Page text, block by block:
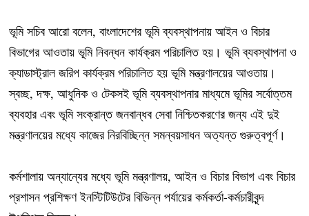
ভূমি সচিব আরো বলেন, বাংলাদেশের ভূমি ব্যবস্থাপনায় আইন ও বিচার
বিভাগের আওতায় ভূমি নিবন্ধন কার্যক্রম পরিচালিত হয়। ভূমি ব্যবস্থাপনা ও
ক্যাডাস্ট্রাল জরিপ কার্যক্রম পরিচালিত হয় ভূমি মন্ত্রণালয়ের আওতায়।
স্বচ্ছ, দক্ষ, আধুনিক ও টেকসই ভূমি ব্যবস্থাপনার মাধ্যমে ভূমির সর্বোত্তম
ব্যবহার এবং ভূমি সংক্রান্ত জনবান্ধব সেবা নিশ্চিতকরণের জন্য এই দুই
মন্ত্রণালয়ের মধ্যে কাজের নিরবিচ্ছিন্ন সমন্বয়সাধন অত্যন্ত গুরুত্বপূর্ণ।
কর্মশালায় অন্যান্যের মধ্যে ভূমি মন্ত্রণালয়, আইন ও বিচার বিভাগ এবং বিচার
প্রশাসন প্রশিক্ষণ ইনস্টিটিউটের বিভিন্ন পর্যায়ের কর্মকর্তা-কর্মচারীবৃন্দ